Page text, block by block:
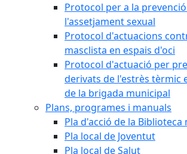
Protocol per a la
l'assetjament sexual
Protocol d'actuacions
masclista en espais d'oci
Protocol d'actuació per
derivats de l'estrès tèrmic
de la brigada municipal
Plans, programes i manuals
Pla d'acció de la Biblioteca
Pla local de Joventut
Pla local de Salut